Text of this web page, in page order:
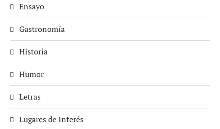
Ensayo
Gastronomía
Historia
Humor
Letras
Lugares de Interés